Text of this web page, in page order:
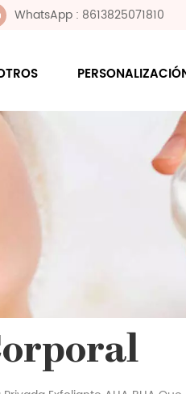
WhatsApp : 8613825071810